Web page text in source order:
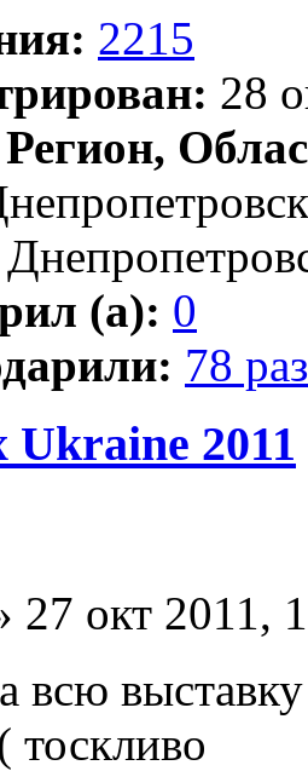
2215
28
(а): 0
78 раз
Ukraine 2011
27 окт 2011,
всю
тоскливо